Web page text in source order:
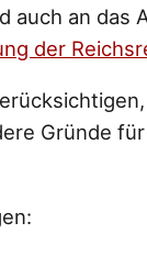
auch an das
der
Gründe